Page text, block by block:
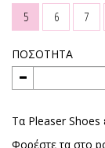
5 6 7
ΠΟΣΟΤΗΤΑ
Τα Pleaser Shoes
Φορέστε τα στο